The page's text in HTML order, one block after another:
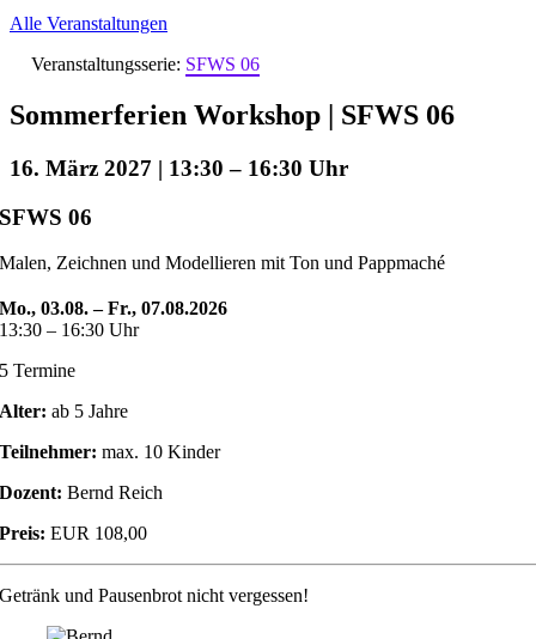
Alle Veranstaltungen
Veranstaltungsserie: SFWS 06
Sommerferien Workshop | SFWS 06
16. März 2027 | 13:30 – 16:30
SFWS 06
Malen, Zeichnen und Modellieren mit Ton und Pappmaché
Mo., 03.08. – Fr., 07.08.2026
13:30 – 16:30 Uhr
5 Termine
Alter: ab 5 Jahre
Teilnehmer: max. 10 Kinder
Dozent: Bernd Reich
Preis: EUR 108,00
Getränk und Pausenbrot nicht vergessen!